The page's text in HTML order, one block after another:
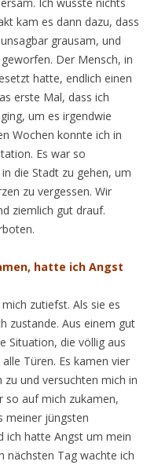
kam es dann dazu, dass
grausam, und
Der Mensch, in
hatte, endlich einen
erste Mal, dass ich
um es irgendwie
Wochen konnte ich in
Es war so
die Stadt zu gehen, um
zu vergessen. Wir
ziemlich gut drauf.
hatte ich Angst
zutiefst. Als sie es
zustande. Aus einem gut
Situation, die völlig aus
Türen. Es kamen vier
und versuchten mich in
so auf mich zukamen,
meiner jüngsten
ich hatte Angst um mein
nächsten Tag wachte ich